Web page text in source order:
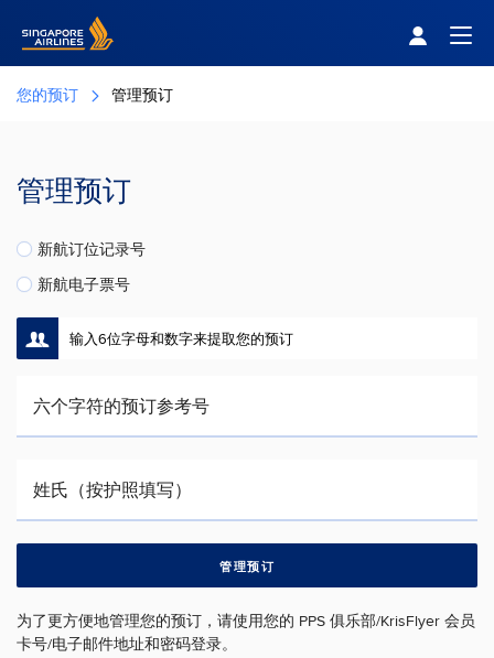
Singapore Airlines Home
您的预订 管理预订
管理预订
新航订位记录号
新航电子票号
输入6位字母和数字来提取您的预订
六个字符的预订参考号
姓氏（按护照填写）
管理预订
为了更方便地管理您的预订，请使用您的 PPS 俱乐部/KrisFlyer 会员
卡号/电子邮件地址和密码登录。